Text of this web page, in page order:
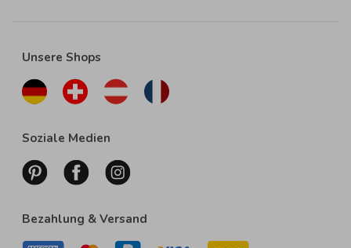
Unsere Shops
Soziale Medien
Bezahlung & Versand